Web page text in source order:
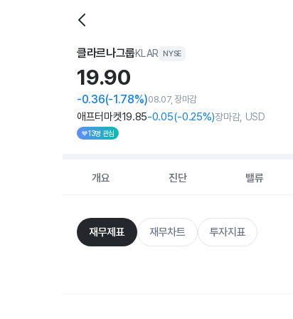
클라르나그룹KLAR NYSE
19.90
-0.36(-1.78%)08.07, 장마감
애프터마켓19.85-0.05(-0.25%)장마감, USD
13명 관심
개요 진단 밸류
재무제표 재무차트 투자지표